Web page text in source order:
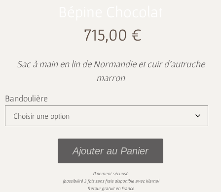
715,00 €
Sac à main en lin de Normandie et cuir d’autruche
marron
Bandoulière
Ajouter au Panier
Paiement sécurisé
(possibilité 3 fois sans frais disponible avecKlarna)
Retour gratuit en France